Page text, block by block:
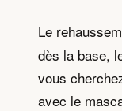
Le
dès la base,
vous
avec le